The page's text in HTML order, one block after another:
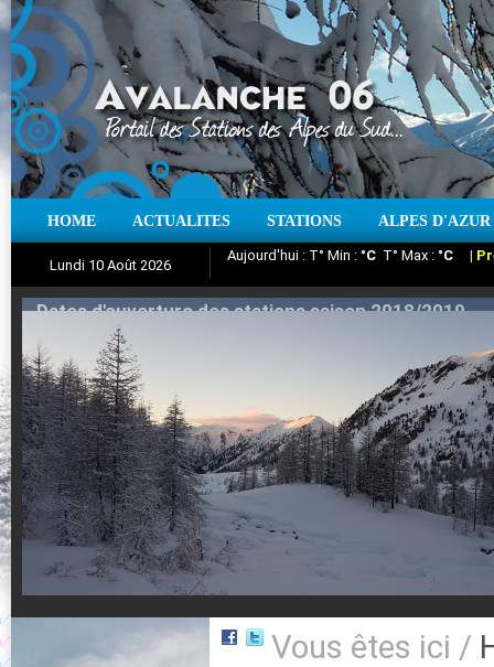
HOME ACTUALITES STATIONS ALPES D'AZUR
Lundi 10 Août 2026
Aujourd'hui : T° Min :°CT° Max :°C |
Iso à 0° :m Neige sur 12 heures : cm
Suivez en direct l'actualité des stations
Vous êtes ici /